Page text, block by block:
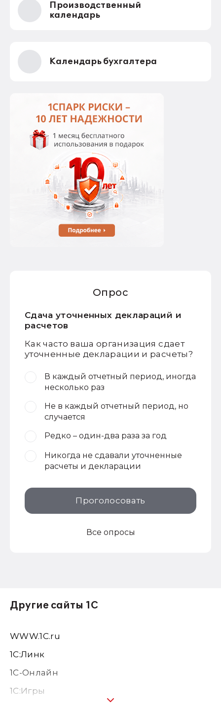
Производственный
календарь
Календарь бухгалтера
Опрос
Сдача уточненных деклараций и
расчетов
Как часто ваша организация сдает
уточненные декларации и расчеты?
В каждый отчетный период, иногда
несколько раз
Не в каждый отчетный период, но
случается
Редко – один-два раза за год
Никогда не сдавали уточненные
расчеты и декларации
Проголосовать
Все опросы
Другие сайты 1С
WWW.1С.ru
1С:Линк
1С-Онлайн
1C:Игры